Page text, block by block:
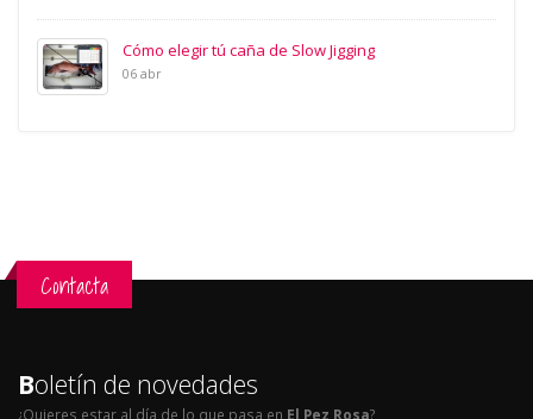
Cómo elegir tú caña de Slow Jigging
06 abr
Contacta
Boletín de novedades
¿Quieres estar al día de lo que pasa en El Pez Rosa?